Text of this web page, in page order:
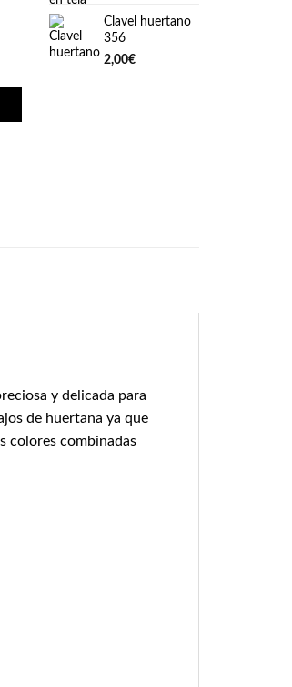
Clavel huertano
356
2,00€
y delicada para
de huertana ya que
colores combinadas